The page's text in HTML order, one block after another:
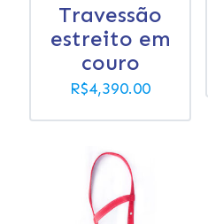
Travessão
estreito em
couro
R$4,390.00